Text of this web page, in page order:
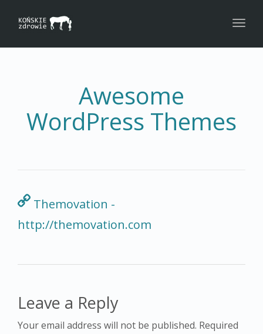
Awesome
WordPress Themes
Themovation -
http://themovation.com
Leave a Reply
Your email address will not be published. Required